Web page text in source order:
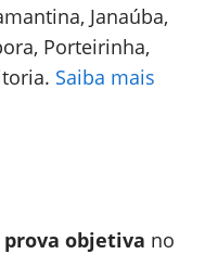
Janaúba,
Porteirinha,
Saiba mais
prova objetiva no